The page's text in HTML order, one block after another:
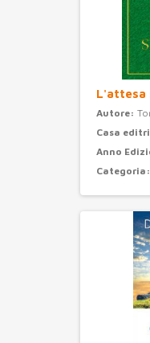
L'attesa
Autore:
Casa
Anno
Categoria: